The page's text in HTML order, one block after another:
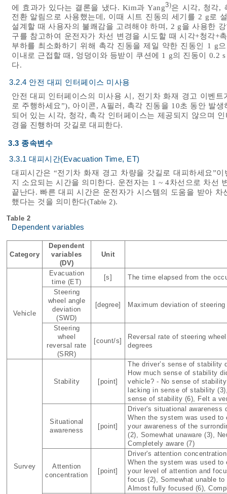
에 효과가 있다는 결론을 냈다. Kim과 Yang3)은 시각, 청각,
전환 알림으로 사용했는데, 이때 시트 진동의 세기를 2 g로
설계할 때 사용자의 불쾌감을 고려해야 하며, 2 g을 사용한
구를 참고하여 운전자가 차선 변경을 시도할 때 시각+청각+
부하를 최소화하기 위해 촉각 진동을 제일 약한 진동인 1 g
이내로 근접할 때, 엉덩이와 등받이 쿠션에 1 g의 진동이 0.2
다.
3.2.4 안전 대피 인터페이스 미사용
안전 대피 인터페이스의 미사용 시, 전기차 화재 경고 이벤
로 주행하세요”), 아이콘, A필러, 촉각 진동을 10초 동안 발
되어 있는 시각, 청각, 촉각 인터페이스는 제공되지 않으며
경을 진행하며 갓길로 대피한다.
3.3 종속변수
3.3.1 대피시간(Evacuation Time, ET)
대피시간은 “전기차 화재 경고 차량을 갓길로 대피하세요”
지 소요되는 시간을 의미한다. 운전자는 1 ~ 4차선으로 차선
끝난다. 빠른 대피 시간은 운전자가 시스템의 도움을 받아
했다는 것을 의미한다(Table 2).
Table 2
Dependent variables
Category
Dependent
variables
(DV)
Unit
Vehicle
Evacuation
time (ET)
[s]
The time elapsed from the
Steering
wheel angle
deviation
(SWD)
[degree] Maximum deviation of
Steering
wheel
reversal rate
(SRR)
[count/s]
Reversal rate of steering
degrees
Survey
Stability [point]
The driver’s sense of stability
How much sense of stability
vehicle? - No sense of
lacking in sense of stability
sense of stability (6), Felt a
Situational
awareness
[point]
Driver's situational awareness
When the system was used
your awareness of the
(2), Somewhat unaware (3),
Completely aware (7)
Attention
concentration
[point]
Driver's attention
When the system was used
your level of attention and
focus (2), Somewhat unable
Almost fully focused (6),